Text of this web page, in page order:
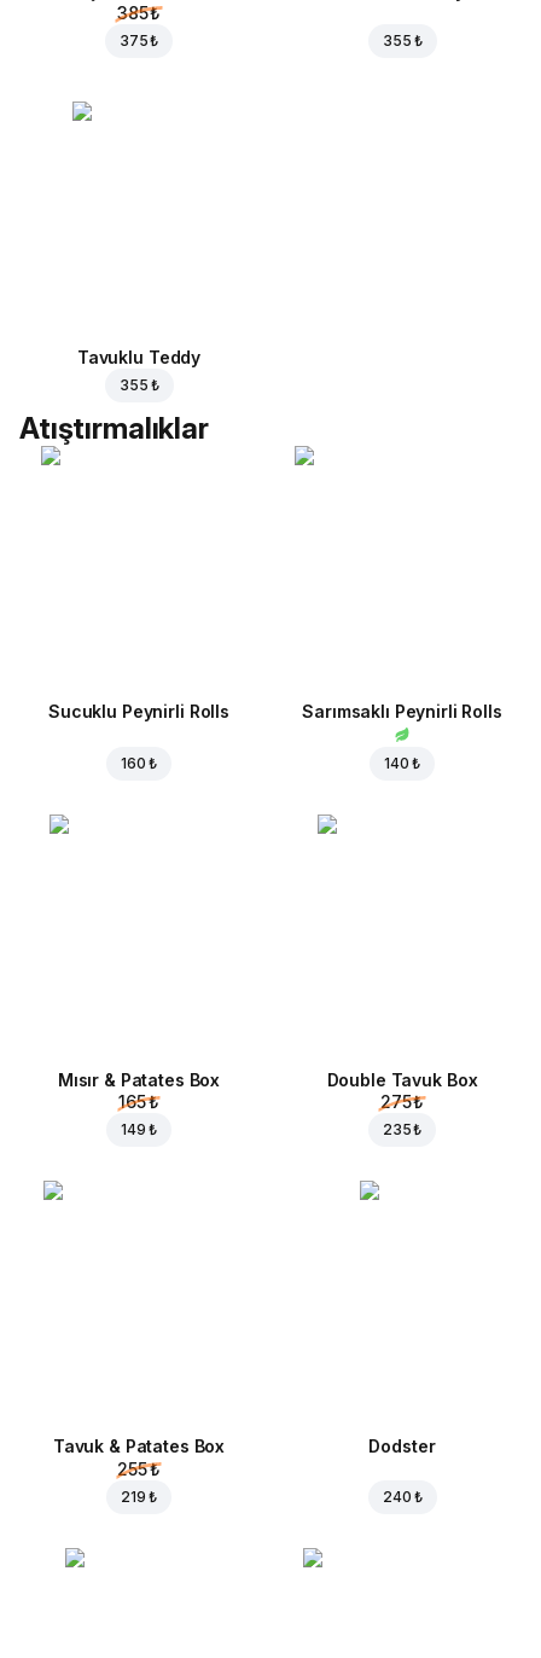
385 ₺
375 ₺ 355 ₺
Tavuklu Teddy
355 ₺
Atıştırmalıklar
Sucuklu Peynirli Rolls
160 ₺
Sarımsaklı Peynirli Rolls
140 ₺
Mısır & Patates Box
165 ₺
149 ₺
Double Tavuk Box
275 ₺
235 ₺
Tavuk & Patates Box
255 ₺
219 ₺
Dodster
240 ₺